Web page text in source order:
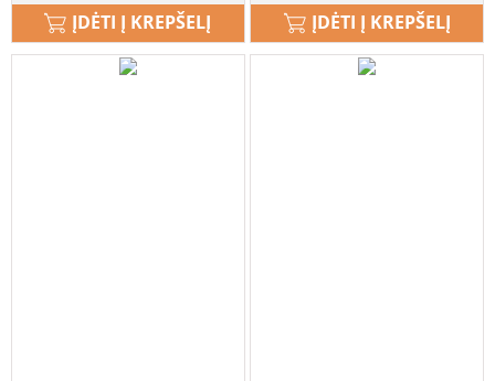
ĮDĖTI Į KREPŠELĮ ĮDĖTI Į KREPŠELĮ